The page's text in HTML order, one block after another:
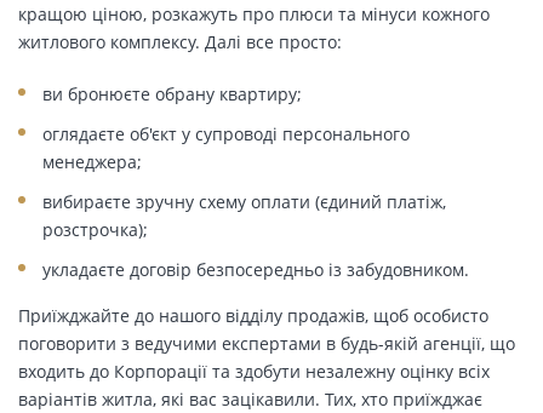
кращою ціною, розкажуть про плюси та мінуси кожного
житлового комплексу. Далі все просто:
ви бронюєте обрану квартиру;
оглядаєте об'єкт у супроводі персонального
менеджера;
вибираєте зручну схему оплати (єдиний платіж,
розстрочка);
укладаєте договір безпосередньо із забудовником.
Приїжджайте до нашого відділу продажів, щоб особисто
поговорити з ведучими експертами в будь-якій агенції, що
входить до Корпорації та здобути незалежну оцінку всіх
варіантів житла, які вас зацікавили. Тих, хто приїжджає